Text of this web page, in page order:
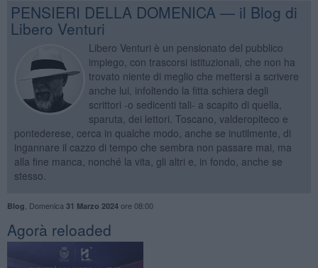
PENSIERI DELLA DOMENICA — il Blog di
Libero Venturi
Libero Venturi è un pensionato del pubblico
impiego, con trascorsi istituzionali, che non ha
trovato niente di meglio che mettersi a scrivere
anche lui, infoltendo la fitta schiera degli
scrittori -o sedicenti tali- a scapito di quella,
sparuta, dei lettori. Toscano, valderopiteco e
pontederese, cerca in qualche modo, anche se inutilmente, di
ingannare il cazzo di tempo che sembra non passare mai, ma
alla fine manca, nonché la vita, gli altri e, in fondo, anche se
stesso.
Blog Domenica 31 Marzo 2024ore 08:00
​Agorà reloaded